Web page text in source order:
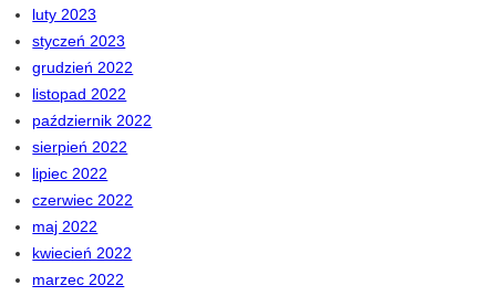
luty 2023
styczeń 2023
grudzień 2022
listopad 2022
październik 2022
sierpień 2022
lipiec 2022
czerwiec 2022
maj 2022
kwiecień 2022
marzec 2022